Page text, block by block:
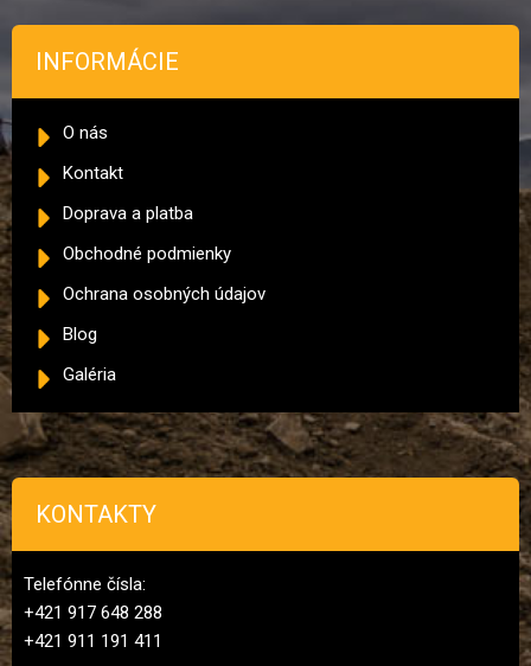
INFORMÁCIE
O nás
Kontakt
Doprava a platba
Obchodné podmienky
Ochrana osobných údajov
Blog
Galéria
KONTAKTY
Telefónne čísla:
+421 917 648 288
+421 911 191 411